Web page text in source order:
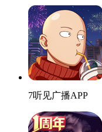
7听见广播APP